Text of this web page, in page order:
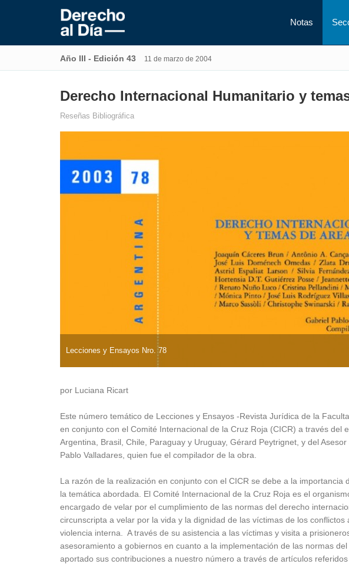
Notas
Año III - Edición 43 11 de marzo de 2004
Derecho Internacional Humanitario y
Reseñas Bibliográfica
Lecciones y Ensayos Nro. 78
por Luciana Ricart
Este número temático de Lecciones y Ensayos -Revista Jurídica de la
en conjunto con el Comité Internacional de la Cruz Roja (CICR) a través del
Argentina, Brasil, Chile, Paraguay y Uruguay, Gérard Peytrignet, y del
Pablo Valladares, quien fue el compilador de la obra.
La razón de la realización en conjunto con el CICR se debe a la importancia
la temática abordada. El Comité Internacional de la Cruz Roja es el
encargado de velar por el cumplimiento de las normas del derecho
circunscripta a velar por la vida y la dignidad de las víctimas de los
violencia interna. A través de su asistencia a las víctimas y visita a
asesoramiento a gobiernos en cuanto a la implementación de las normas
aportado sus contribuciones a nuestro número a través de artículos